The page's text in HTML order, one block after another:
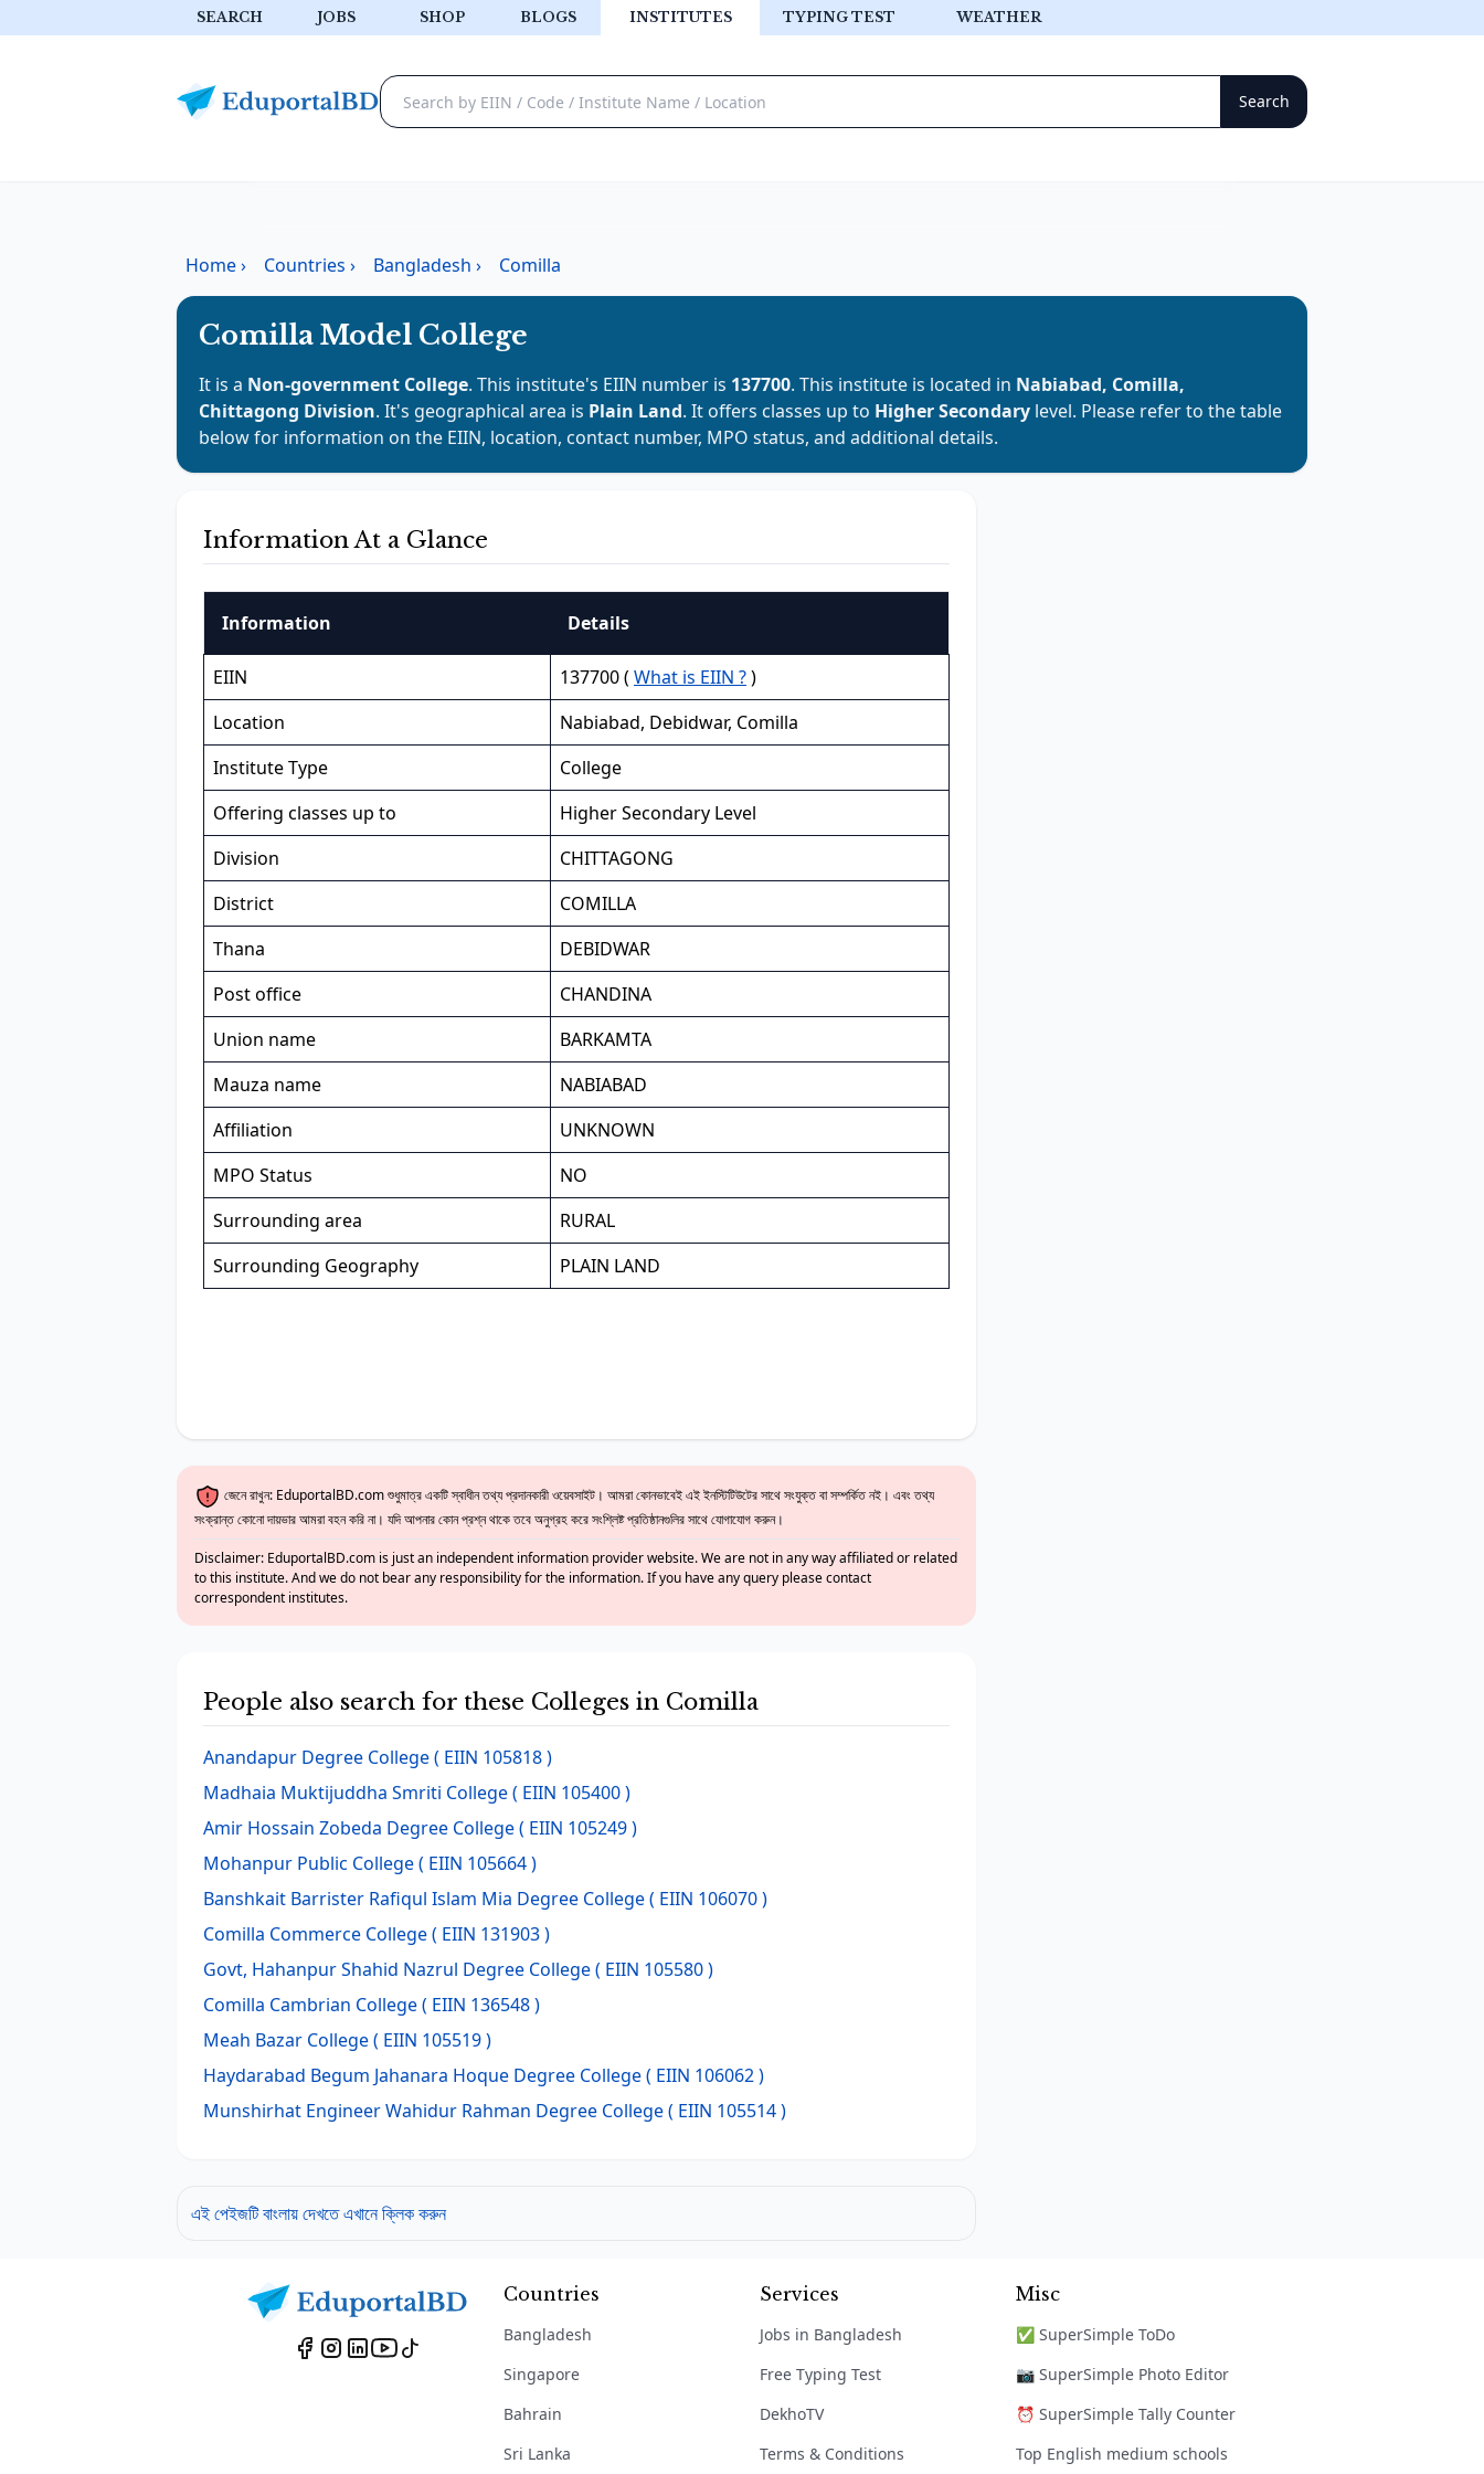
SEARCH JOBS SHOP BLOGS INSTITUTES TYPING TEST WEATHER
Home› Countries › Bangladesh › Comilla
Comilla Model College
It is a Non-government College. This institute's EIIN number is 137700. This institute is located in Nabiabad, Comilla,
Chittagong Division. It's geographical area is Plain Land. It offers classes up to Higher Secondary level. Please refer to the table
below for information on the EIIN, location, contact number, MPO status, and additional details.
Information At a Glance
Information Details
EIIN 137700 ( What is EIIN ?)
Location
Nabiabad, Debidwar, Comilla
Institute Type
College
Offering classes up to
Higher Secondary Level
Division
CHITTAGONG
District
COMILLA
Thana
DEBIDWAR
Post office
CHANDINA
Union name
BARKAMTA
Mauza name
NABIABAD
Affiliation
UNKNOWN
MPO Status
NO
Surrounding area
RURAL
Surrounding Geography
PLAIN LAND
জেনে রাখুন: EduportalBD.com শুধুমাত্র একটি স্বাধীন তথ্য প্রদানকারী ওয়েবসাইট। আমরা কোনভাবেই এই ইনস্টিটিউটের সাথে সংযুক্ত বা সম্পর্কিত নই। এবং তথ্য
সংক্রান্ত কোনো দায়ভার আমরা বহন করি না। যদি আপনার কোন প্রশ্ন থাকে তবে অনুগ্রহ করে সংশ্লিষ্ট প্রতিষ্ঠানগুলির সাথে যোগাযোগ করুন।
Disclaimer: EduportalBD.com is just an independent information provider website. We are not in any way affiliated or related
to this institute. And we do not bear any responsibility for the information. If you have any query please contact
correspondent institutes.
People also search for these Colleges in Comilla
Anandapur Degree College( EIIN 105818 )
Madhaia Muktijuddha Smriti College( EIIN 105400 )
Amir Hossain Zobeda Degree College( EIIN 105249 )
Mohanpur Public College( EIIN 105664 )
Banshkait Barrister Rafiqul Islam Mia Degree College( EIIN 106070 )
Comilla Commerce College( EIIN 131903 )
Govt, Hahanpur Shahid Nazrul Degree College( EIIN 105580 )
Comilla Cambrian College( EIIN 136548 )
Meah Bazar College( EIIN 105519 )
Haydarabad Begum Jahanara Hoque Degree College( EIIN 106062 )
Munshirhat Engineer Wahidur Rahman Degree College( EIIN 105514 )
এই পেইজটি বাংলায় দেখতে এখানে ক্লিক করুন
Countries
Bangladesh
Singapore
Bahrain
Sri Lanka
Services
Jobs in Bangladesh
Free Typing Test
DekhoTV
Terms & Conditions
Misc
✅ SuperSimple ToDo
📷 SuperSimple Photo Editor
⏰ SuperSimple Tally Counter
Top English medium schools